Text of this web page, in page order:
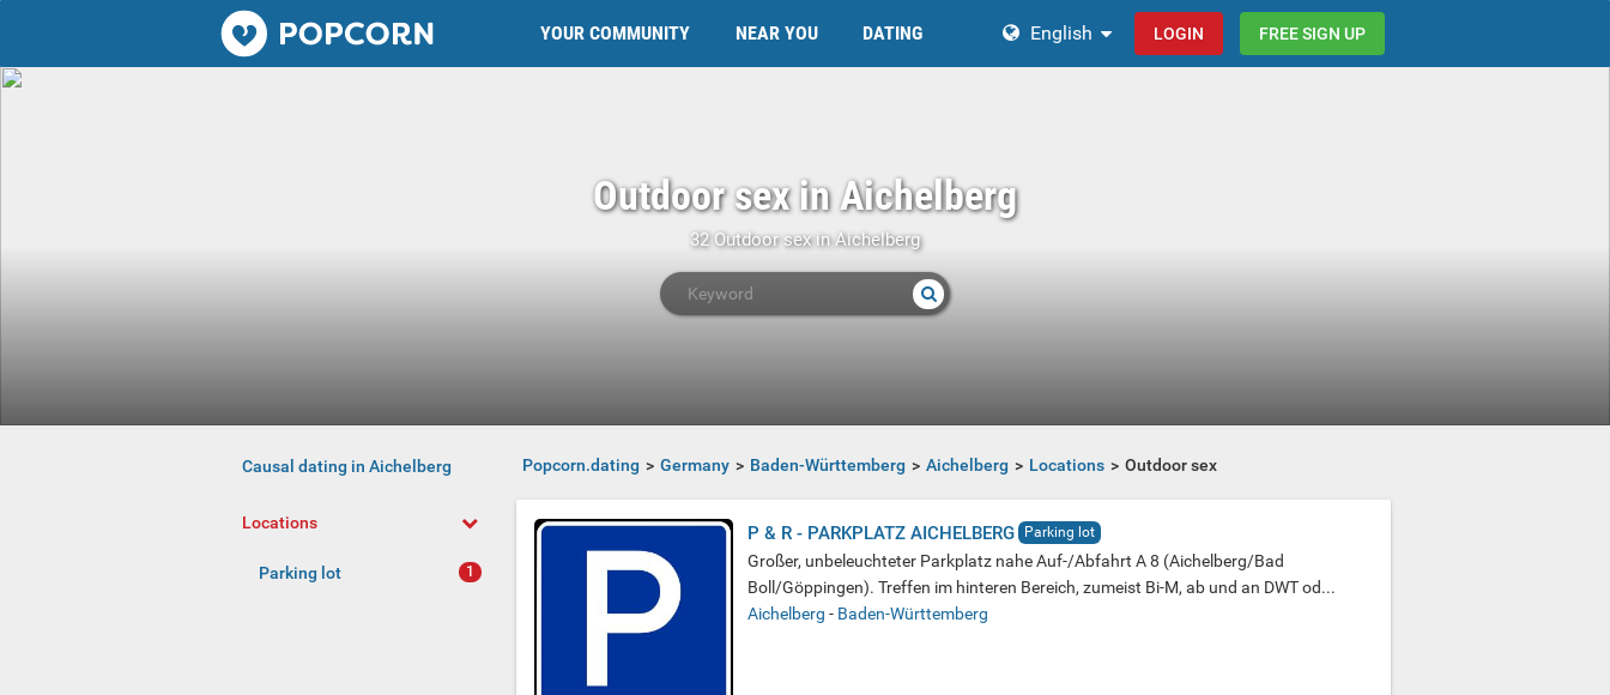
Popcorn.dating YOUR COMMUNITY NEAR YOU DATING English LOGIN FREE SIGN UP
Outdoor sex in Aichelberg
32 Outdoor sex in Aichelberg
Causal dating in Aichelberg
Locations
Parking lot
Popcorn.dating Germany Baden-Württemberg Aichelberg Locations Outdoor sex
P & R - PARKPLATZ AICHELBERG Parking lot
Großer, unbeleuchteter Parkplatz nahe Auf-/Abfahrt A 8 (Aichelberg/Bad
Boll/Göppingen). Treffen im hinteren Bereich, zumeist Bi-M, ab und an DWT od...
Aichelberg - Baden-Württemberg